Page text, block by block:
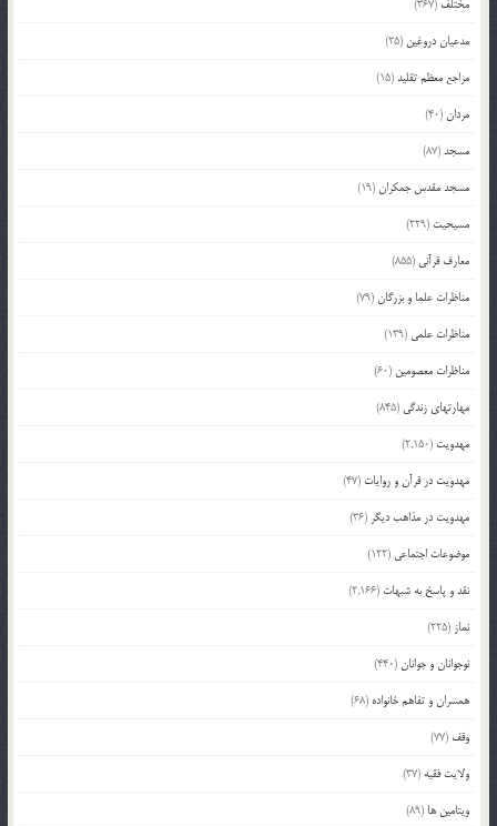
مدعیان دروغین (25)
مراجع معظم تقلید(15)
مردان (40)
مسجد(87)
مسجد مقدس جمکران (19)
مسیحیت (229)
معارف قرآنی (855)
مناظرات علما و بزرگان (79)
مناظرات علمی (139)
مناظرات معصومین (60)
مهارتهای زندگی (845)
مهدویت (2,150)
مهدویت در قرآن و روایات (47)
مهدویت در مذاهب دیگر (36)
موضوعات اجتماعی (122)
نقد و پاسخ به شبهات (2,166)
نماز (225)
نوجوانان و جوانان (440)
همسران و تفاهم خانواده (68)
وقف (77)
ولایت فقیه (37)
ویتامین ها (89)